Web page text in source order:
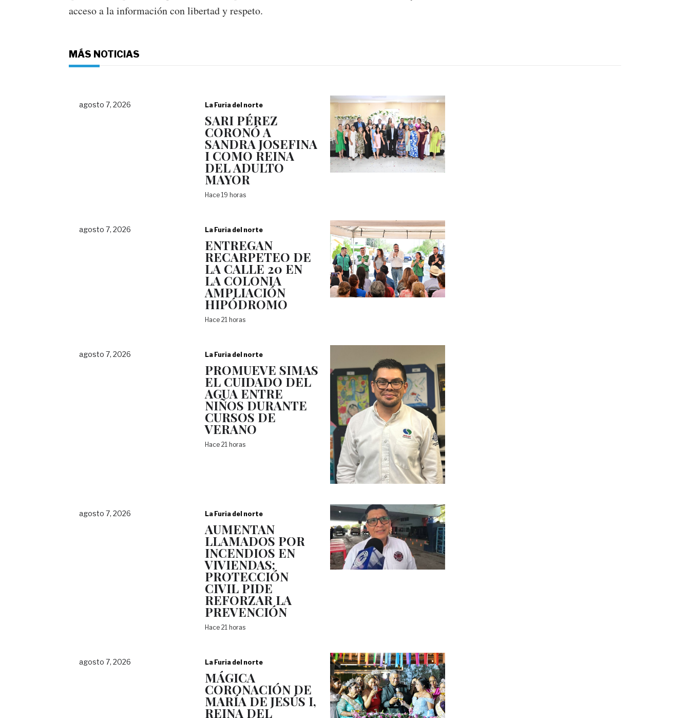
acceso a la información con libertad y respeto.
MÁS NOTICIAS
agosto 7, 2026 La Furia del norte
SARI PÉREZ
CORONÓ A
SANDRA JOSEFINA
I COMO REINA
DEL ADULTO
MAYOR
Hace 19 horas
agosto 7, 2026 La Furia del norte
ENTREGAN
RECARPETEO DE
LA CALLE 20 EN
LA COLONIA
AMPLIACIÓN
HIPÓDROMO
Hace 21 horas
agosto 7, 2026 La Furia del norte
PROMUEVE SIMAS
EL CUIDADO DEL
AGUA ENTRE
NIÑOS DURANTE
CURSOS DE
VERANO
Hace 21 horas
agosto 7, 2026 La Furia del norte
AUMENTAN
LLAMADOS POR
INCENDIOS EN
VIVIENDAS;
PROTECCIÓN
CIVIL PIDE
REFORZAR LA
PREVENCIÓN
Hace 21 horas
agosto 7, 2026 La Furia del norte
MÁGICA
CORONACIÓN DE
MARÍA DE JESÚS I,
REINA DEL